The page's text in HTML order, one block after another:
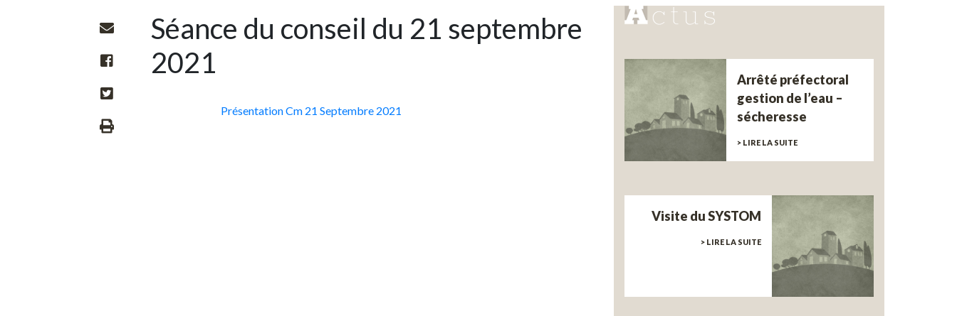
Séance du conseil du 21 septembre
2021
Présentation Cm 21 Septembre 2021
Arrêté préfectoral
gestion de l’eau –
sécheresse
> LIRE LA SUITE
Visite du SYSTOM
> LIRE LA SUITE